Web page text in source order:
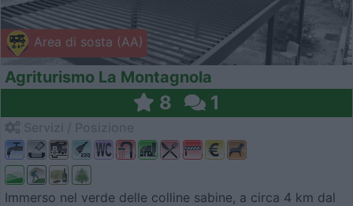
Area di sosta (AA)
Agriturismo La Montagnola
8 1
Immerso nel verde delle colline sabine, a circa 4 km dal